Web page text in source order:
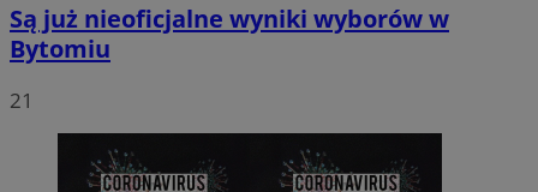
Są już nieoficjalne wyniki wyborów w
Bytomiu
21